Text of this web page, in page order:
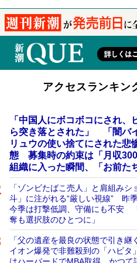
アクセスランキン
「中国人にボコボコにされ、
ら突き落とされた」 「闇バ
リュウの使い捨てにされた悲
態 募集時の約束は「月収300
組織に入った瞬間、「お前た
「ゾンビたばこ売人」と肩組みシ
斗」に注がれる“厳しい視線” 昨
今季は打撃低調、守備にも不安
奪も選択肢のひとつに」
「父の遺産を最良の状態で引き
イオン爆発で非難殺到の「ハビタ